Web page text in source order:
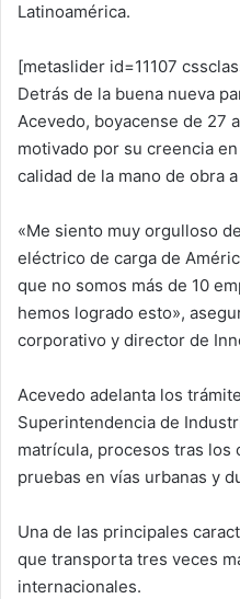
Latinoamérica.
[metaslider id=11107
Detrás de la buena nueva
Acevedo, boyacense de 27
motivado por su creencia
calidad de la mano de obra
«Me siento muy orgulloso
eléctrico de carga de
que no somos más de 10
hemos logrado esto»,
corporativo y director de
Acevedo adelanta los
Superintendencia de
matrícula, procesos tras los
pruebas en vías urbanas y
Una de las principales
que transporta tres veces
internacionales.